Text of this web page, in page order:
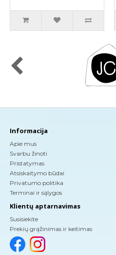
Informacija
Apie mus
Svarbu žinoti
Pristatymas
Atsiskaitymo būdai
Privatumo politika
Terminai ir sąlygos
Klientų aptarnavimas
Susisiekite
Prekių grąžinimas ir keitimas